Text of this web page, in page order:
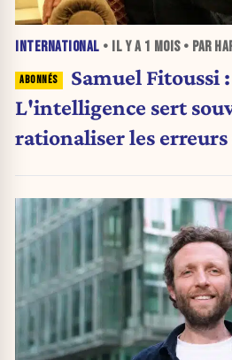
INTERNATIONAL • IL Y A 1 MOIS• PAR
Samuel Fitoussi
L'intelligence sert
rationaliser les erreurs